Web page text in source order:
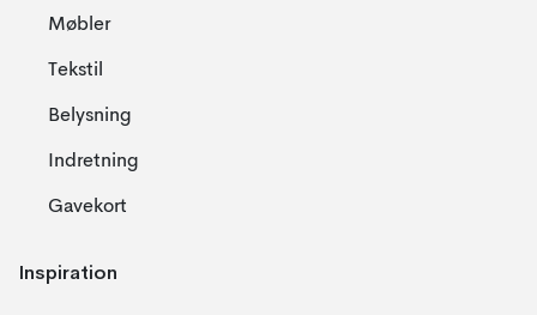
Møbler
Tekstil
Belysning
Indretning
Gavekort
Inspiration